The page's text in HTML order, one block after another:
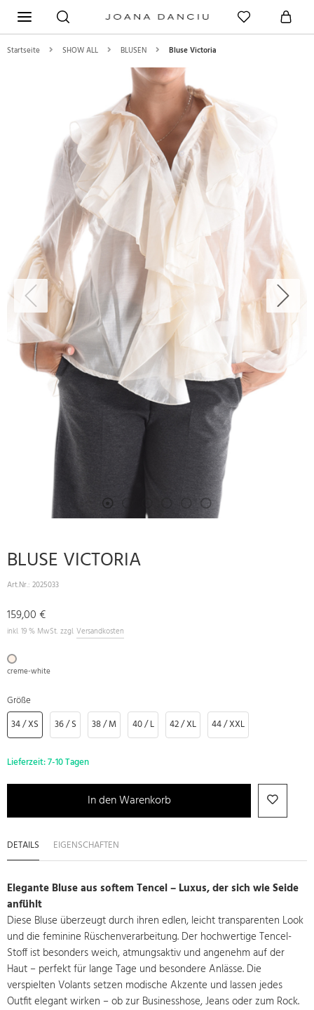
Startseite SHOW ALL BLUSEN Bluse Victoria
Previous Next
BLUSE VICTORIA
Art.Nr.: 2025033
159,00 €
inkl. 19 % MwSt. zzgl. Versandkosten
creme-white
Größe
34 / XS
36 / S 38 / M 40 / L 42 / XL 44 / XXL
Lieferzeit:7-10 Tagen
In den Warenkorb
DETAILS EIGENSCHAFTEN
Elegante Bluse aus softem Tencel – Luxus, der sich wie Seide
anfühlt
Diese Bluse überzeugt durch ihren edlen, leicht transparenten Look
und die feminine Rüschenverarbeitung. Der hochwertige Tencel-
Stoff ist besonders weich, atmungsaktiv und angenehm auf der
Haut – perfekt für lange Tage und besondere Anlässe. Die
verspielten Volants setzen modische Akzente und lassen jedes
Outfit elegant wirken – ob zur Businesshose, Jeans oder zum Rock.